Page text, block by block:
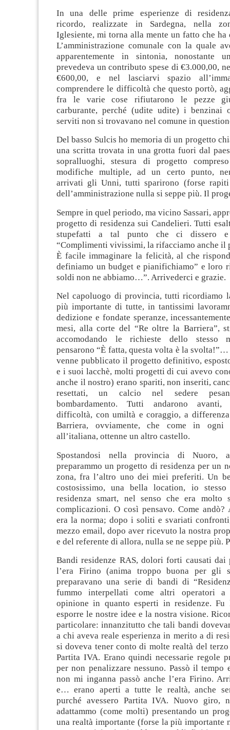
In una delle prime esperienze di
ricordo, realizzate in Sardegna, nella
Iglesiente, mi torna alla mente un fatto che
L’amministrazione comunale con la quale
apparentemente in sintonia, nonostante
prevedeva un contributo spese di €3.000,00,
€600,00, e nel lasciarvi spazio
comprendere le difficoltà che questo portò,
fra le varie cose rifiutarono le pezze
carburante, perché (udite udite) i benzinai
serviti non si trovavano nel comune in
Del basso Sulcis ho memoria di un progetto
una scritta trovata in una grotta fuori dal
sopralluoghi, stesura di progetto
modifiche multiple, ad un certo punto,
arrivati gli Unni, tutti sparirono (forse
dell’amministrazione nulla si seppe più. Il
Sempre in quel periodo, ma vicino Sassari,
progetto di residenza sui Candelieri. Tutti
stupefatti a tal punto che ci dissero e
“Complimenti vivissimi, la rifacciamo anche il
È facile immaginare la felicità, al che
definiamo un budget e pianifichiamo” e loro
soldi non ne abbiamo…”. Arrivederci e grazie.
Nel capoluogo di provincia, tutti ricordiamo
più importante di tutte, in tantissimi
dedizione e fondate speranze,
mesi, alla corte del “Re oltre la Barriera”,
accomodando le richieste dello stesso
pensarono “È fatta, questa volta è la
venne pubblicato il progetto definitivo,
e i suoi lacchè, molti progetti di cui avevo
anche il nostro) erano spariti, non inseriti,
resettati, un calcio nel sedere
bombardamento. Tutti andarono avanti,
difficoltà, con umiltà e coraggio, a
Barriera, ovviamente, che come in ogni
all’italiana, ottenne un altro castello.
Spostandosi nella provincia di Nuoro,
preparammo un progetto di residenza per un
zona, fra l’altro uno dei miei preferiti. Un
costosissimo, una bella location, io
residenza smart, nel senso che era molto
complicazioni. O così pensavo. Come
era la norma; dopo i soliti e svariati
mezzo email, dopo aver ricevuto la nostra
e del referente di allora, nulla se ne seppe più.
Bandi residenze RAS, dolori forti causati
l’era Firino (anima troppo buona per gli
preparavano una serie di bandi di
fummo interpellati come altri operatori
opinione in quanto esperti in residenze. Fu
esporre le nostre idee e la nostra visione.
particolare: innanzitutto che tali bandi
a chi aveva reale esperienza in merito a di
si doveva tener conto di molte realtà del
Partita IVA. Erano quindi necessarie regole
per non penalizzare nessuno. Passò il tempo
non mi inganna passò anche l’era Firino.
e… erano aperti a tutte le realtà, anche
purché avessero Partita IVA. Nuovo giro,
adattammo (come molti) presentando un
una realtà importante (forse la più importante